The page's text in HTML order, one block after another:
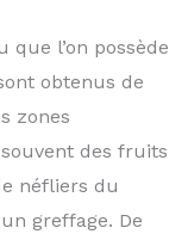
l’on possède
obtenus de
zones
des fruits
néfliers du
greffage. De